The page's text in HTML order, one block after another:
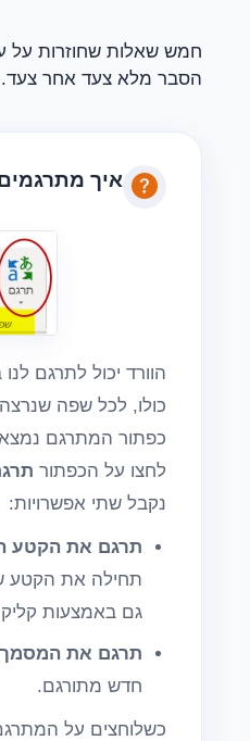
חמש שאלות שחוזרות על
הסבר מלא צעד אחר צעד.
איך
הוורד יכול לתרגם
כולו, לכל שפה
כפתור המתרגם
לחצו על הכפתור
נקבל שתי אפשרויות:
תרגם את הקטע
תחילה את הקטע
גם באמצעות קליק
תרגם את המסמך
חדש מתורגם.
כשלוחצים על